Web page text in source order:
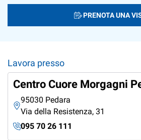
PRENOTA UNA
Lavora presso
Centro Cuore Morgagni
95030 Pedara
Via della Resistenza, 31
095 70 26 111